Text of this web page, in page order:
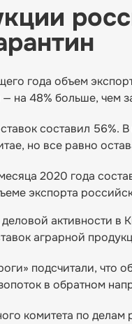
года объем
на 48% больше, чем
составил 56%.
но все равно
2020 года
экспорта
активности в
аграрной
подсчитали, что
в обратном
комитета по